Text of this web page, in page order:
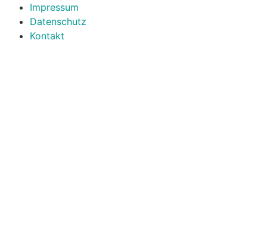
Impressum
Datenschutz
Kontakt